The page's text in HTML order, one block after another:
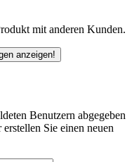
mit anderen Kunden.
anzeigen!
Benutzern abgegeben
Sie einen neuen